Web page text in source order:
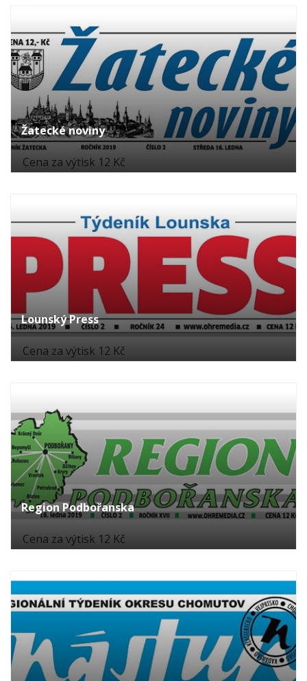
Žatecké noviny
Cena za výtisk 12 Kč
Lounský Press
Cena za výtisk 12 Kč
Region Podbořanska
Cena za výtisk 12 Kč